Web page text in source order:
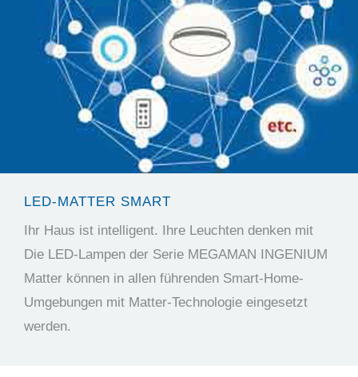
LED-MATTER SMART
Ihr Haus ist intelligent. Ihre Leuchten denken mit
Die LED-Lampen der Serie MEGAMAN INGENIUM
Matter können in allen führenden Smart-Home-
Umgebungen mit Matter-Technologie eingesetzt
werden.